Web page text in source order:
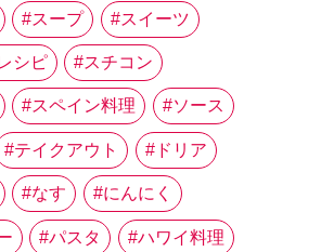
スープ スイーツ
シピ スチコン
スペイン料理 ソース
テイクアウト ドリア
なす にんにく
パスタ ハワイ料理